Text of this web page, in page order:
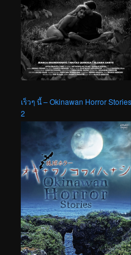
เร็วๆ นี้ – Okinawan Horror
2